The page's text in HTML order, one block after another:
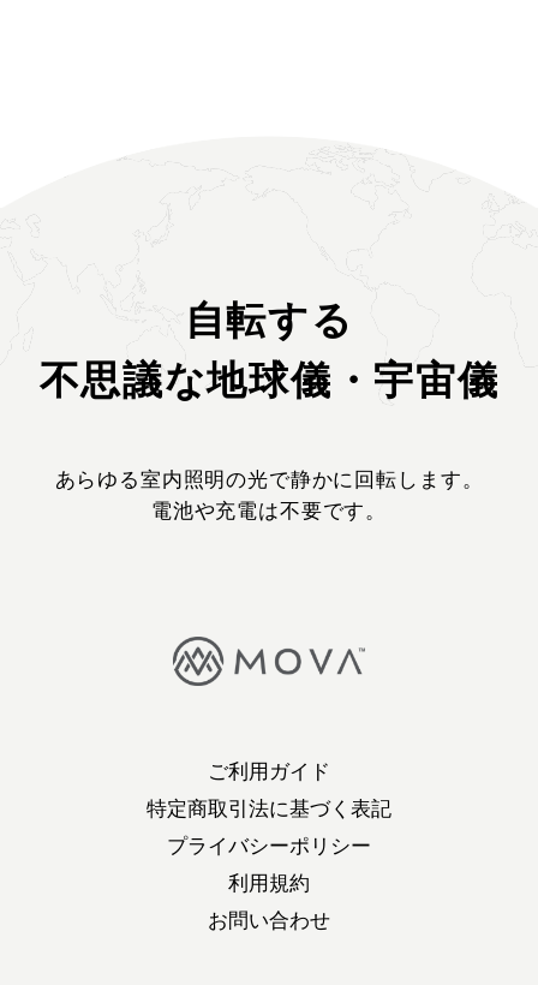
自転する
不思議な地球儀・宇宙儀
あらゆる室内照明の光で静かに回転します。
電池や充電は不要です。
ご利用ガイド
特定商取引法に基づく表記
プライバシーポリシー
利用規約
お問い合わせ